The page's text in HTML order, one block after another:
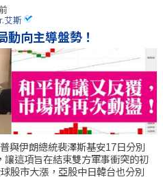
艾斯
向主導盤勢！
與伊朗總統裴澤斯基安17日分別
這項旨在結束雙方軍事衝突的初
股市大漲，亞股中日韓台也分別